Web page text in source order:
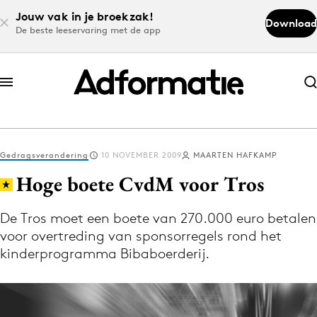
Jouw vak in je broekzak!
De beste leeservaring met de app
Download
Abonneer nu
Abonneer nu
Log in
Download de app
Volg het laatste nieuws via de Adformatie
Nieuws app
Gedragsverandering 10 NOVEMBER 2009 MAARTEN HAFKAMP
Hoge boete CvdM voor Tros
De Tros moet een boete van 270.000 euro betalen
voor overtreding van sponsorregels rond het
kinderprogramma Bibaboerderij.